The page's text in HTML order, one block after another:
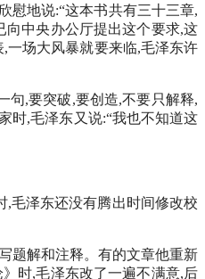
慰地说:“这本书共有三十三章,
向中央办公厅提出这个要求,这
一场大风暴就要来临,毛泽东许
句,要突破,要创造,不要只解释,
时,毛泽东又说:“我也不知道这
,毛泽东还没有腾出时间修改校
题解和注释。有的文章他重新
时,毛泽东改了一遍不满意,后